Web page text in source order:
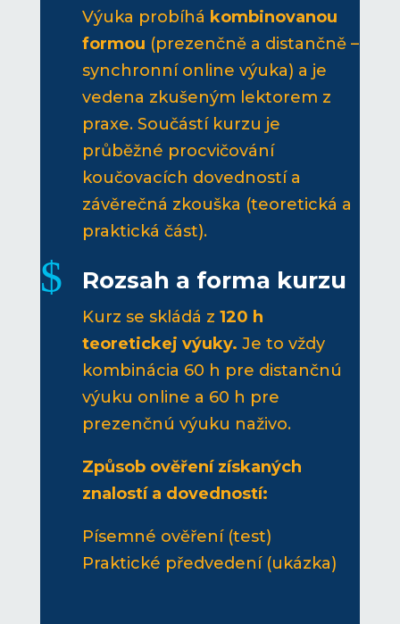
Výuka probíhá kombinovanou
formou (prezenčně a distančně –
synchronní online výuka) a je
vedena zkušeným lektorem z
praxe. Součástí kurzu je
průběžné procvičování
koučovacích dovedností a
závěrečná zkouška (teoretická a
praktická část).
$ Rozsah a forma kurzu
Kurz se skládá z 120 h
teoretickej výuky. Je to vždy
kombinácia 60 h pre distančnú
výuku online a 60 h pre
prezenčnú výuku naživo.
Způsob ověření získaných
znalostí a dovedností:
Písemné ověření (test)
Praktické předvedení (ukázka)